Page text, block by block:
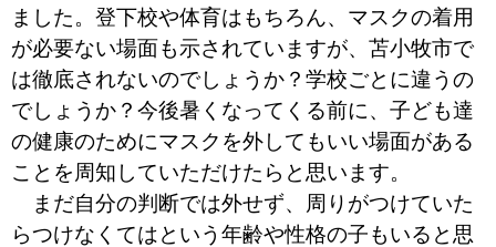
ました。登下校や体育はもちろん、マスクの着用
が必要ない場面も示されていますが、苫小牧市で
は徹底されないのでしょうか？学校ごとに違うの
でしょうか？今後暑くなってくる前に、子ども達
の健康のためにマスクを外してもいい場面がある
ことを周知していただけたらと思います。
まだ自分の判断では外せず、周りがつけていた
らつけなくてはという年齢や性格の子もいると思